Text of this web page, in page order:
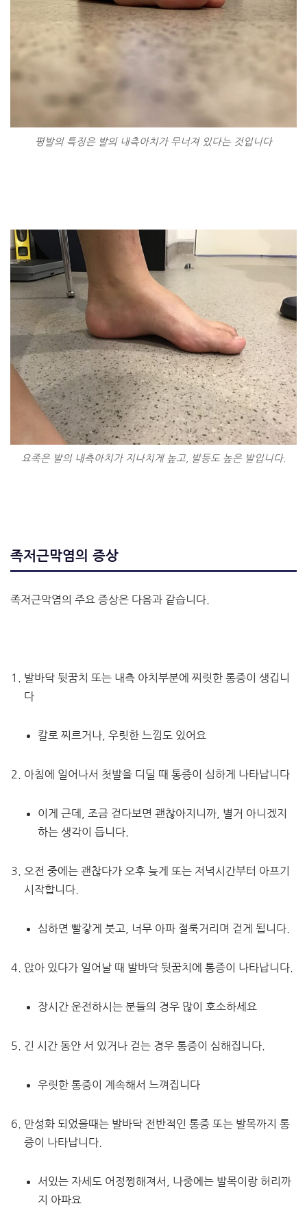
평발의 특징은 발의 내측아치가 무너져 있다는 것입니다
요족은 발의 내측아치가 지나치게 높고, 발등도 높은 발입니다.
족저근막염의 증상
족저근막염의 주요 증상은 다음과 같습니다.
발바닥 뒷꿈치 또는 내측 아치부분에 찌릿한 통증이 생깁니
다
칼로 찌르거나, 우릿한 느낌도 있어요
아침에 일어나서 첫발을 디딜 때 통증이 심하게 나타납니다
이게 근데, 조금 걷다보면 괜찮아지니까, 별거 아니겠지
하는 생각이 듭니다.
오전 중에는 괜찮다가 오후 늦게 또는 저녁시간부터 아프기
시작합니다.
심하면 빨갛게 붓고, 너무 아파 절룩거리며 걷게 됩니다.
앉아 있다가 일어날 때 발바닥 뒷꿈치에 통증이 나타납니다.
장시간 운전하시는 분들의 경우 많이 호소하세요
긴 시간 동안 서 있거나 걷는 경우 통증이 심해집니다.
우릿한 통증이 계속해서 느껴집니다
만성화 되었을때는 발바닥 전반적인 통증 또는 발목까지 통
증이 나타납니다.
서있는 자세도 어정쩡해져서, 나중에는 발목이랑 허리까
지 아파요